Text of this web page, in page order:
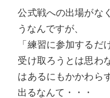
公式戦への出場がな
うなんですが、
「練習に参加するだ
受け取ろうとは思わ
はあるにもかかわら
出るなんて・・・